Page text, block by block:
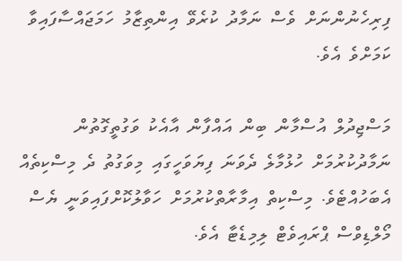
ފިރިހެނުންނަށް ވެސް ނަމާދު ކުރެވޭ އިންތިޒާމު ހަމަޖައްސާފައިވާ
ކަމަށްވެ އެވެ.
މަސްޖިދުލް އުސްމާން ބިން އައްފާން އާއެކު ވަގުތީގޮތުން
ނަމާދުކުރުމަށް ހުޅުމާލެ ދެވަނަ ފިޔަވަހީގައި މިވަގުތު ދެ މިސްކިތެއް
އެބަހުއްޓެވެ. މިސްކިތް އިމާރާތްކުރުމަށް ހަވާލުކޮށްފައިވަނީ ޔެސް
މޯލްޑިވްސް ޕްރައިވެޓް ލިމިޑެޓާ އެވެ.